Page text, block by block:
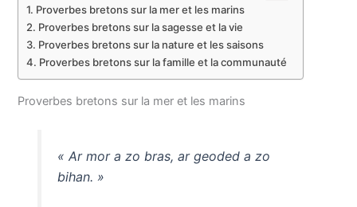
Proverbes bretons sur la mer et les marins
Proverbes bretons sur la sagesse et la vie
Proverbes bretons sur la nature et les saisons
Proverbes bretons sur la famille et la communauté
Proverbes bretons sur la mer et les marins
« Ar mor a zo bras, ar geoded a zo
bihan. »